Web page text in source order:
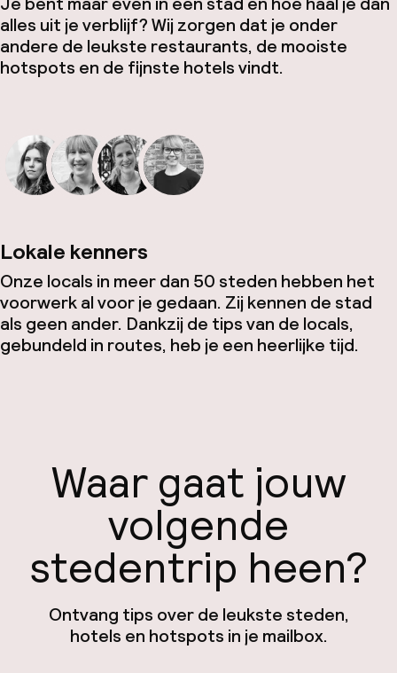
alles uit je verblijf? Wij zorgen dat je onder
andere de leukste restaurants, de mooiste
hotspots en de fijnste hotels vindt.
Lokale kenners
Onze locals in meer dan 50 steden hebben het
voorwerk al voor je gedaan. Zij kennen de stad
als geen ander. Dankzij de tips van de locals,
gebundeld in routes, heb je een heerlijke tijd.
Waar gaat jouw
volgende
stedentrip heen?
Ontvang tips over de leukste steden,
hotels en hotspots in je mailbox.